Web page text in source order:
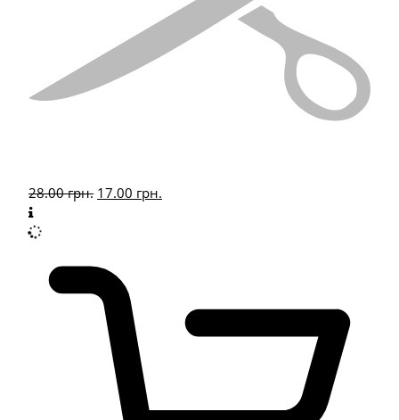
28.00грн. 17.00 грн.